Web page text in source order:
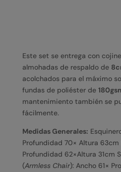
Este set se entrega con
almohadas de respaldo de 8
acolchados para el máximo
fundas de poliéster de 180
mantenimiento también se
fácilmente.
Medidas Generales:
Profundidad 70× Altura 63cm
Profundidad 62×Altura 31cm
(Armless Chair): Ancho 61×